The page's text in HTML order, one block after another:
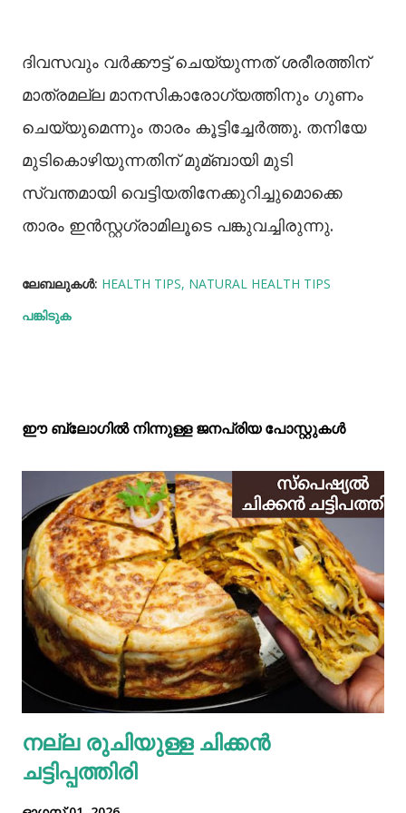
ദിവസവും വർക്കൗട്ട് ചെയ്യുന്നത് ശരീരത്തിന്
മാത്രമല്ല മാനസികാരോഗ്യത്തിനും ഗുണം
ചെയ്യുമെന്നും താരം കൂട്ടിച്ചേർത്തു. തനിയേ
മുടികൊഴിയുന്നതിന് മുമ്ബായി മുടി
സ്വന്തമായി വെട്ടിയതിനേക്കുറിച്ചുമൊക്കെ
താരം ഇൻസ്റ്റഗ്രാമിലൂടെ പങ്കുവച്ചിരുന്നു.
ലേബലുകള്‍: HEALTH TIPS NATURAL HEALTH TIPS
പങ്കിടുക
ഈ ബ്ലോഗിൽ നിന്നുള്ള ജനപ്രിയ പോസ്റ്റുകള്‍‌
നല്ല രുചിയുള്ള ചിക്കൻ
ചട്ടിപ്പത്തിരി